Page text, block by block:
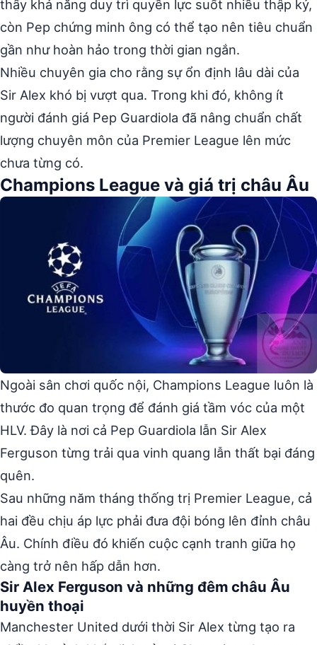
thấy khả năng duy trì quyền lực suốt nhiều thập kỷ,
còn Pep chứng minh ông có thể tạo nên tiêu chuẩn
gần như hoàn hảo trong thời gian ngắn.
Nhiều chuyên gia cho rằng sự ổn định lâu dài của
Sir Alex khó bị vượt qua. Trong khi đó, không ít
người đánh giá Pep Guardiola đã nâng chuẩn chất
lượng chuyên môn của Premier League lên mức
chưa từng có.
Champions League và giá trị châu Âu
Ngoài sân chơi quốc nội, Champions League luôn là
thước đo quan trọng để đánh giá tầm vóc của một
HLV. Đây là nơi cả Pep Guardiola lẫn Sir Alex
Ferguson từng trải qua vinh quang lẫn thất bại đáng
quên.
Sau những năm tháng thống trị Premier League, cả
hai đều chịu áp lực phải đưa đội bóng lên đỉnh châu
Âu. Chính điều đó khiến cuộc cạnh tranh giữa họ
càng trở nên hấp dẫn hơn.
Sir Alex Ferguson và những đêm châu Âu
huyền thoại
Manchester United dưới thời Sir Alex từng tạo ra